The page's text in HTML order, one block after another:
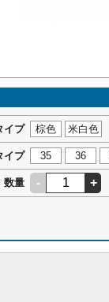
イプ 棕色 米白色
イプ 35 36
数量 - +